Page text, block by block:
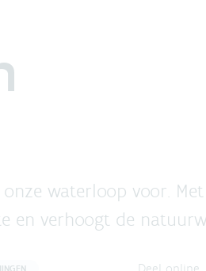
waterloop voor. Met
en verhoogt de